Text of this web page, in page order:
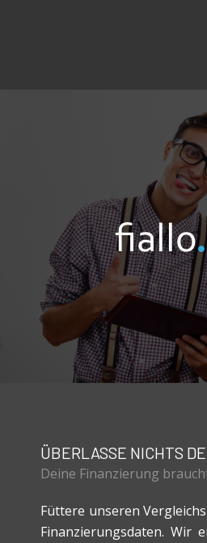
ÜBERLASSE NICHTS
Deine Finanzierung
Füttere unseren
Finanzierungsdaten. Wir